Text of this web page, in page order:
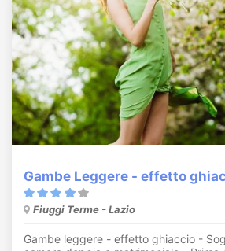
Gambe Leggere - effetto
Fiuggi Terme - Lazio
Gambe leggere - effetto ghiaccio -